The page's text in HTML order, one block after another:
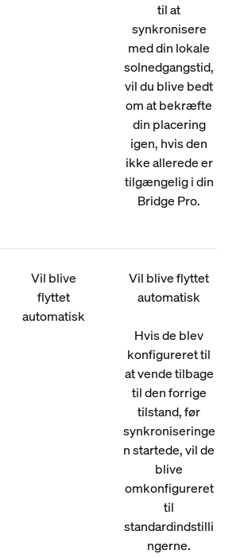
til at
synkronisere
med din lokale
solnedgangstid,
vil du blive bedt
om at bekræfte
din placering
igen, hvis den
ikke allerede er
tilgængelig i din
Bridge Pro.
Vil blive
flyttet
automatisk
Vil blive flyttet
automatisk
Hvis de blev
konfigureret til
at vende tilbage
til den forrige
tilstand, før
synkroniseringe
n startede, vil de
blive
omkonfigureret
til
standardindstilli
ngerne.